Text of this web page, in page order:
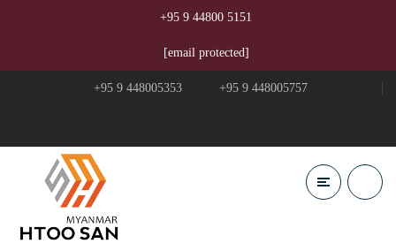
+95 9 44800 5151
[email protected]
+95 9 448005353 +95 9 448005757